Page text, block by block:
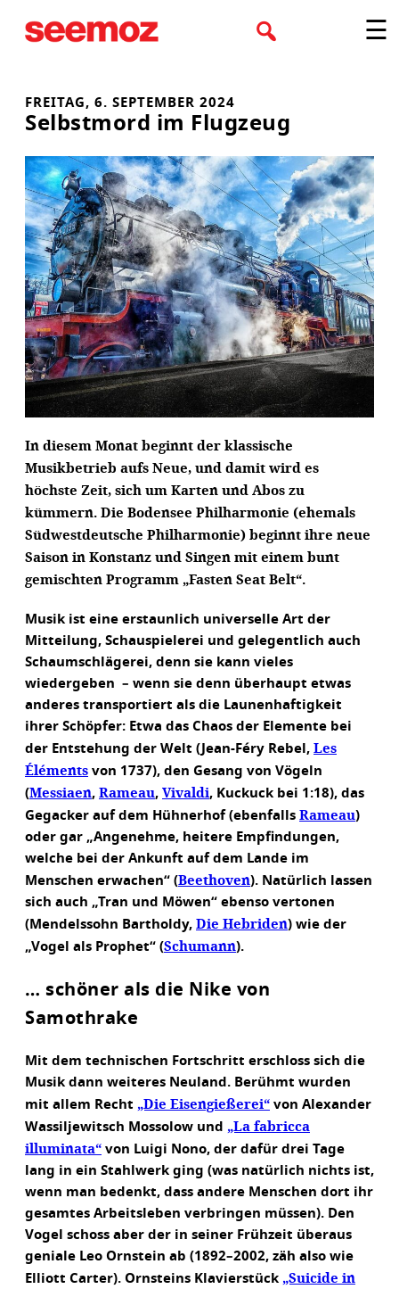
Inhalt
☰
FREITAG, 6. SEPTEMBER 2024
Selbstmord im Flugzeug
In diesem Monat beginnt der klassische
Musikbetrieb aufs Neue, und damit wird es
höchste Zeit, sich um Karten und Abos zu
kümmern. Die Bodensee Philharmonie (ehemals
Südwestdeutsche Philharmonie) beginnt ihre neue
Saison in Konstanz und Singen mit einem bunt
gemischten Programm „Fasten Seat Belt“.
Musik ist eine erstaunlich universelle Art der
Mitteilung, Schauspielerei und gelegentlich auch
Schaumschlägerei, denn sie kann vieles
wiedergeben – wenn sie denn überhaupt etwas
anderes transportiert als die Launenhaftigkeit
ihrer Schöpfer: Etwa das Chaos der Elemente bei
der Entstehung der Welt (Jean-Féry Rebel, Les
Éléments von 1737), den Gesang von Vögeln
(Messiaen, Rameau, Vivaldi, Kuckuck bei 1:18), das
Gegacker auf dem Hühnerhof (ebenfalls Rameau)
oder gar „Angenehme, heitere Empfindungen,
welche bei der Ankunft auf dem Lande im
Menschen erwachen“ (Beethoven). Natürlich lassen
sich auch „Tran und Möwen“ ebenso vertonen
(Mendelssohn Bartholdy, Die Hebriden) wie der
„Vogel als Prophet“ (Schumann).
… schöner als die Nike von
Samothrake
Mit dem technischen Fortschritt erschloss sich die
Musik dann weiteres Neuland. Berühmt wurden
mit allem Recht „Die Eisengießerei“ von Alexander
Wassiljewitsch Mossolow und „La fabricca
illuminata“ von Luigi Nono, der dafür drei Tage
lang in ein Stahlwerk ging (was natürlich nichts ist,
wenn man bedenkt, dass andere Menschen dort ihr
gesamtes Arbeitsleben verbringen müssen). Den
Vogel schoss aber der in seiner Frühzeit überaus
geniale Leo Ornstein ab (1892–2002, zäh also wie
Elliott Carter). Ornsteins Klavierstück „Suicide in